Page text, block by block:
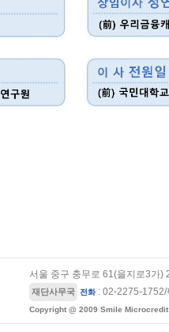
서울 중구 충무로 61(을지로3가)
재단사무국 전화: 02-2275-1752/
Copyright @ 2009 Smile